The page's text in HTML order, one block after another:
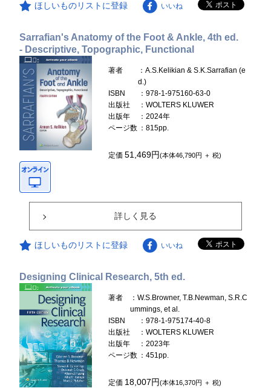
ほしいものリストに登録 いいね
Sarrafian's Anatomy of the Foot & Ankle, 4th ed.
- Descriptive, Topographic, Functional
著者
：A.S.Kelikian & S.K.Sarrafian (e
d.)
ISBN
：978-1-975160-63-0
出版社
：WOLTERS KLUWER
出版年
：2024年
ページ数 ：815pp.
定価51,469円(本体46,790円 ＋ 税)
詳しく見る
ほしいものリストに登録 いいね
Designing Clinical Research, 5th ed.
著者
：W.S.Browner, T.B.Newman, S.R.C
ummings, et al.
ISBN
：978-1-975174-40-8
出版社
：WOLTERS KLUWER
出版年
：2023年
ページ数 ：451pp.
定価 18,007円(本体16,370円 ＋ 税)